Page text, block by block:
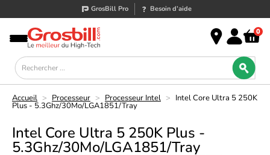
GrosBill Pro Besoin d’aide
0
Accueil > Processeur > Processeur Intel > Intel Core Ultra 5 250K
Plus - 5.3Ghz/30Mo/LGA1851/Tray
Intel Core Ultra 5 250K Plus -
5.3Ghz/30Mo/LGA1851/Tray